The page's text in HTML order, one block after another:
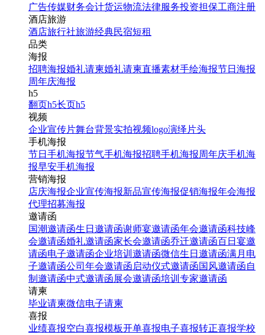
广告传媒财务会计货运物流法律服务投资担保工商注册
酒店旅游
酒店旅行社旅游经典民宿短租
品类
海报
招聘海报婚礼请柬婚礼请柬直播素材手绘海报节日海报
周年庆海报
h5
翻页h5长页h5
视频
企业宣传片舞台背景实拍视频logo演绎 片头
手机海报
节日手机海报节气手机海报招聘手机海报周年庆手机海
报早安手机海报
营销海报
店庆海报企业宣传海报新品宣传海报促销海报年会海报
代理招募海报
邀请函
国潮邀请函生日邀请函谢师宴邀请函年会邀请函科技峰
会邀请函婚礼邀请函家长会邀请函乔迁邀请函百日宴邀
请函电子邀请函企业培训邀请函微信生日邀请函满月电
子邀请函公司年会邀请函 启动仪式邀请函国风邀请函自
制邀请函中式邀请函展会邀请函培训专家邀请函
请柬
毕业请柬微信电子请柬
喜报
业绩喜报空白喜报模板开单喜报电子喜报转正喜报学校